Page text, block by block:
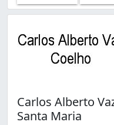
Carlos Alberto
Santa Maria